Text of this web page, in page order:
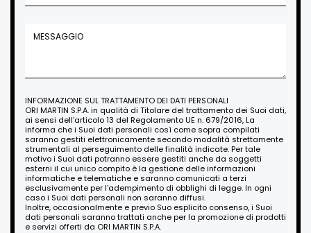
INFORMAZIONE SUL TRATTAMENTO DEI DATI PERSONALI
ORI MARTIN S.P.A. in qualità di Titolare del trattamento dei Suoi dati,
ai sensi dell'articolo 13 del Regolamento UE n. 679/2016, La
informa che i Suoi dati personali così come sopra compilati
saranno gestiti elettronicamente secondo modalità strettamente
strumentali al perseguimento delle finalità indicate. Per tale
motivo i Suoi dati potranno essere gestiti anche da soggetti
esterni il cui unico compito è la gestione delle informazioni
informatiche e telematiche e saranno comunicati a terzi
esclusivamente per l'adempimento di obblighi di legge. In ogni
caso i Suoi dati personali non saranno diffusi.
Inoltre, occasionalmente e previo Suo esplicito consenso, i Suoi
dati personali saranno trattati anche per la promozione di prodotti
e servizi offerti da ORI MARTIN S.P.A.